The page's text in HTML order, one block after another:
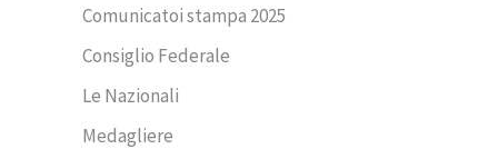
Comunicatoi stampa 2025
Consiglio Federale
Le Nazionali
Medagliere